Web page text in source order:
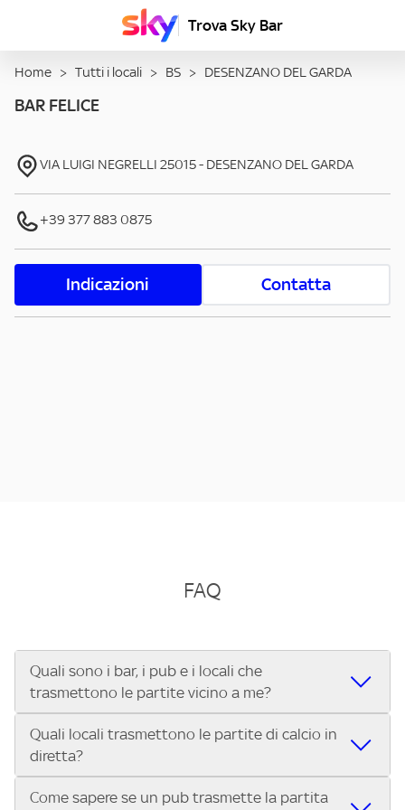
Trova Sky Bar
Home > Tutti i locali > BS > DESENZANO DEL GARDA
BAR FELICE
VIA LUIGI NEGRELLI 25015- DESENZANO DEL GARDA
+39 377 883 0875
Indicazioni Contatta
FAQ
Quali sono i bar, i pub e i locali che
trasmettono le partite vicino a me?
Se cerchi un bar, pub, ristorante o locale vicino a te per
vedere le partite di Serie A ENILIVE, la Serie C Sky Wifi, la
UEFA Champions League, la UEFA Europa League, la UEFA
Conference League, il Tennis, la Formula 1®, la MotoGP™ e
Quali locali trasmettono le partite di calcio in
diretta?
Vuoi sapere quali bar, pub o ristoranti mostrano le partite
Come sapere se un pub trasmette la partita